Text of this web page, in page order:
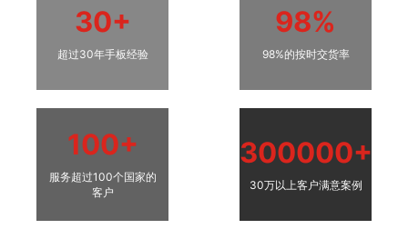
30+
超过30年手板经验
98%
98%的按时交货率
100+
服务超过100个国家的
客户
300000+
30万以上客户满意案例